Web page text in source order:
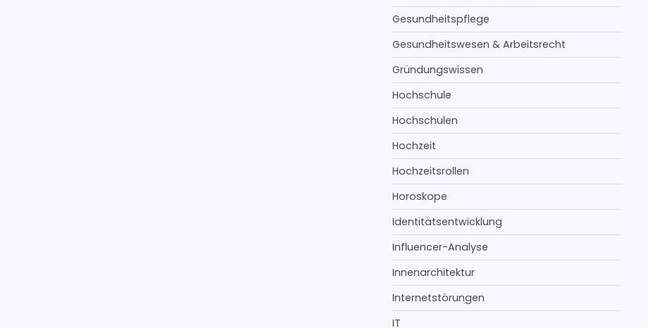
Gesundheitspflege
Gesundheitswesen & Arbeitsrecht
Gründungswissen
Hochschule
Hochschulen
Hochzeit
Hochzeitsrollen
Horoskope
Identitätsentwicklung
Influencer-Analyse
Innenarchitektur
Internetstörungen
IT